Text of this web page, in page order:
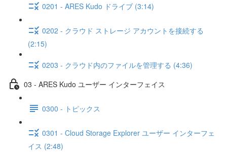
0201 - ARES Kudo ドライブ (3:14)
0202 - クラウド ストレージ アカウントを接続する
(2:15)
0203 - クラウド内のファイルを管理する (4:36)
03 - ARES Kudo ユーザー インターフェイス
0300 - トピックス
0301 - Cloud Storage Explorer ユーザー インターフェ
イス (2:48)